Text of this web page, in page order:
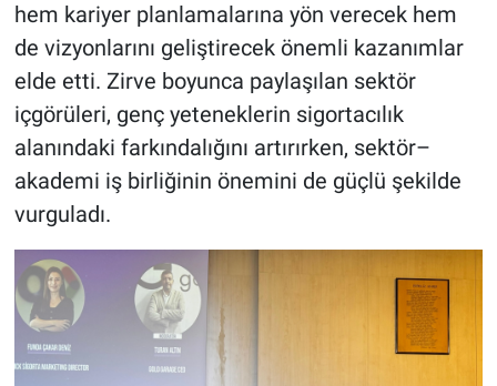
hem kariyer planlamalarına yön verecek hem
de vizyonlarını geliştirecek önemli kazanımlar
elde etti. Zirve boyunca paylaşılan sektör
içgörüleri, genç yeteneklerin sigortacılık
alanındaki farkındalığını artırırken, sektör–
akademi iş birliğinin önemini de güçlü şekilde
vurguladı.